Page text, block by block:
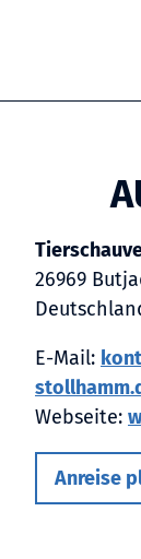
26969
E-Mail:
Webseite:
Anreise